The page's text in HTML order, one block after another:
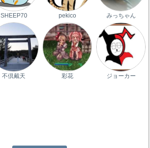
SHEEP70 pekico みっちゃん
不倶戴天 彩花 ジョーカー